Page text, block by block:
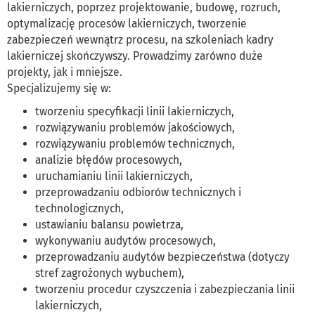
lakierniczych, poprzez projektowanie, budowę, rozruch,
optymalizację procesów lakierniczych, tworzenie
zabezpieczeń wewnątrz procesu, na szkoleniach kadry
lakierniczej skończywszy. Prowadzimy zarówno duże
projekty, jak i mniejsze.
Specjalizujemy się w:
tworzeniu specyfikacji linii lakierniczych,
rozwiązywaniu problemów jakościowych,
rozwiązywaniu problemów technicznych,
analizie błędów procesowych,
uruchamianiu linii lakierniczych,
przeprowadzaniu odbiorów technicznych i
technologicznych,
ustawianiu balansu powietrza,
wykonywaniu audytów procesowych,
przeprowadzaniu audytów bezpieczeństwa (dotyczy
stref zagrożonych wybuchem),
tworzeniu procedur czyszczenia i zabezpieczania linii
lakierniczych,